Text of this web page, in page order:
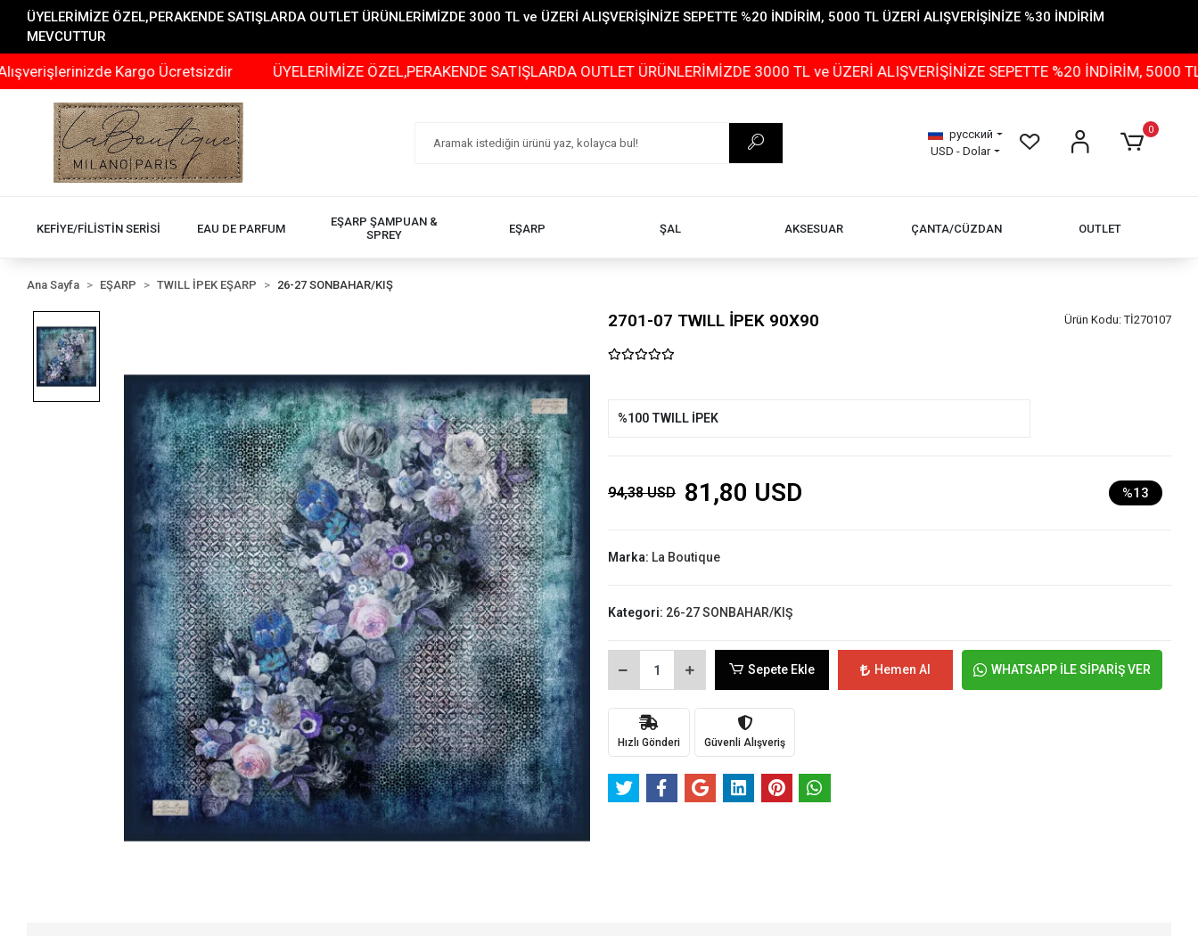
ÜYELERİMİZE ÖZEL,PERAKENDE SATIŞLARDA OUTLET ÜRÜNLERİMİZDE 3000 TL ve ÜZERİ ALIŞVERİŞİNİZE SEPETTE %20 İNDİRİM, 5000 TL ÜZERİ ALIŞVERİŞİNİZE %30 İNDİRİM
MEVCUTTUR
Kargo Ücretsizdir ÜYELERİMİZE ÖZEL,PERAKENDE SATIŞLARDA OUTLET ÜRÜNLERİMİZDE 3000 TL ve ÜZERİ ALIŞVERİŞİNİZE SEPETTE %20 İNDİRİM, 5000 TL ÜZERİ
русский
USD - Dolar
0
KEFİYE/FİLİSTİN SERİSİ EAU DE PARFUM
EŞARP ŞAMPUAN &
SPREY
EŞARP ŞAL AKSESUAR ÇANTA/CÜZDAN OUTLET
Ana Sayfa EŞARP TWILL İPEK EŞARP 26-27 SONBAHAR/KIŞ
2701-07 TWILL İPEK 90X90 Ürün Kodu:Tİ270107
%100 TWILL İPEK
94,38 USD 81,80 USD %13
Marka: La Boutique
Kategori: 26-27 SONBAHAR/KIŞ
Sepete Ekle Hemen Al WHATSAPP İLE SİPARİŞ VER
Hızlı Gönderi Güvenli Alışveriş